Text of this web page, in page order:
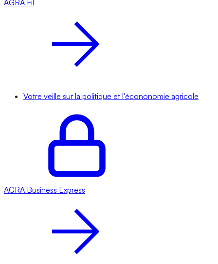
AGRA Fil
Votre veille sur la politique et l'écononomie agricole
AGRA Business Express